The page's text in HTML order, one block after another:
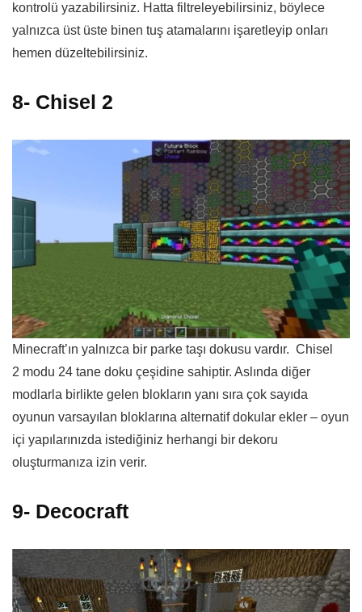
kontrolü yazabilirsiniz. Hatta filtreleyebilirsiniz, böylece
yalnızca üst üste binen tuş atamalarını işaretleyip onları
hemen düzeltebilirsiniz.
8- Chisel 2
Minecraft’ın yalnızca bir parke taşı dokusu vardır. Chisel
2 modu 24 tane doku çeşidine sahiptir. Aslında diğer
modlarla birlikte gelen blokların yanı sıra çok sayıda
oyunun varsayılan bloklarına alternatif dokular ekler – oyun
içi yapılarınızda istediğiniz herhangi bir dekoru
oluşturmanıza izin verir.
9- Decocraft